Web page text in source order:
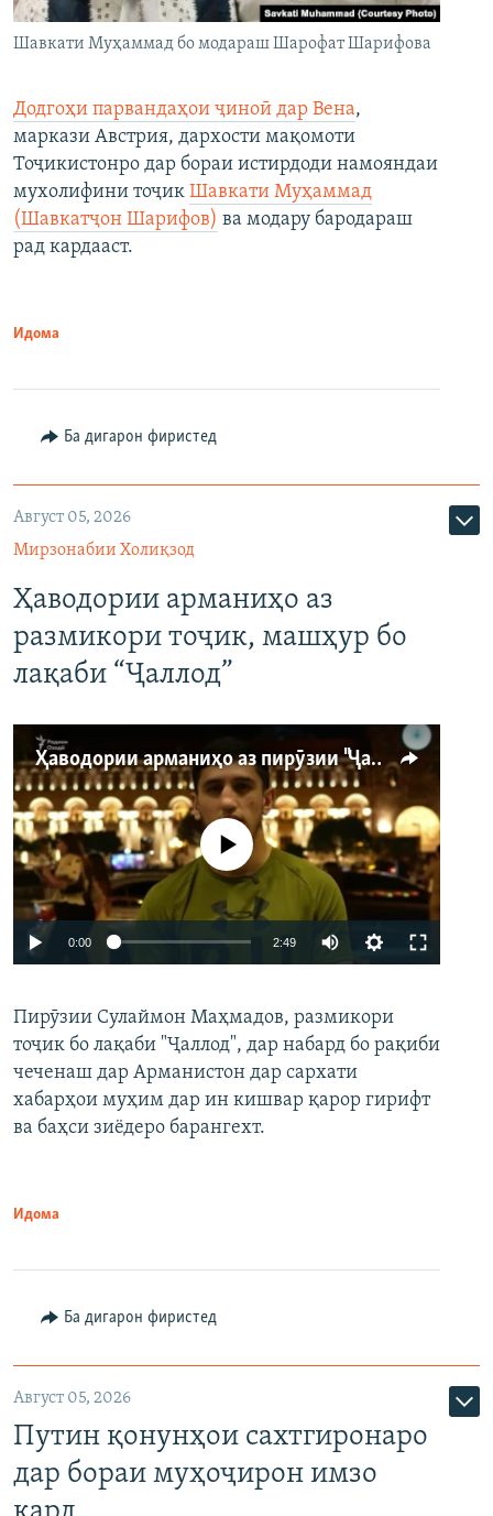
Шавкати Муҳаммад бо модараш Шарофат Шарифова
Додгоҳи парвандаҳои ҷиноӣ дар Вена,
маркази Австрия, дархости мақомоти
Тоҷикистонро дар бораи истирдоди намояндаи
мухолифини тоҷик Шавкати Муҳаммад
(Шавкатҷон Шарифов) ва модару бародараш
рад кардааст.
Идома
Ба дигарон фиристед
Август 05, 2026
Мирзонабии Холиқзод
Ҳаводории арманиҳо аз
размикори тоҷик, машҳур бо
лақаби “Ҷаллод”
Ҳаводории арманиҳо аз пирӯзии "Ҷаллод"-и тоҷик
Auto 240p 360p 480p
720p 1080p
Феълан кор намекунад
0:00 2:49
360p
480p
Пирӯзии Сулаймон Маҳмадов, размикори
тоҷик бо лақаби "Ҷаллод", дар набард бо рақиби
чеченаш дар Арманистон дар сархати
хабарҳои муҳим дар ин кишвар қарор гирифт
ва баҳси зиёдеро барангехт.
Идома
Ба дигарон фиристед
Август 05, 2026
Путин қонунҳои сахтгиронаро
дар бораи муҳоҷирон имзо